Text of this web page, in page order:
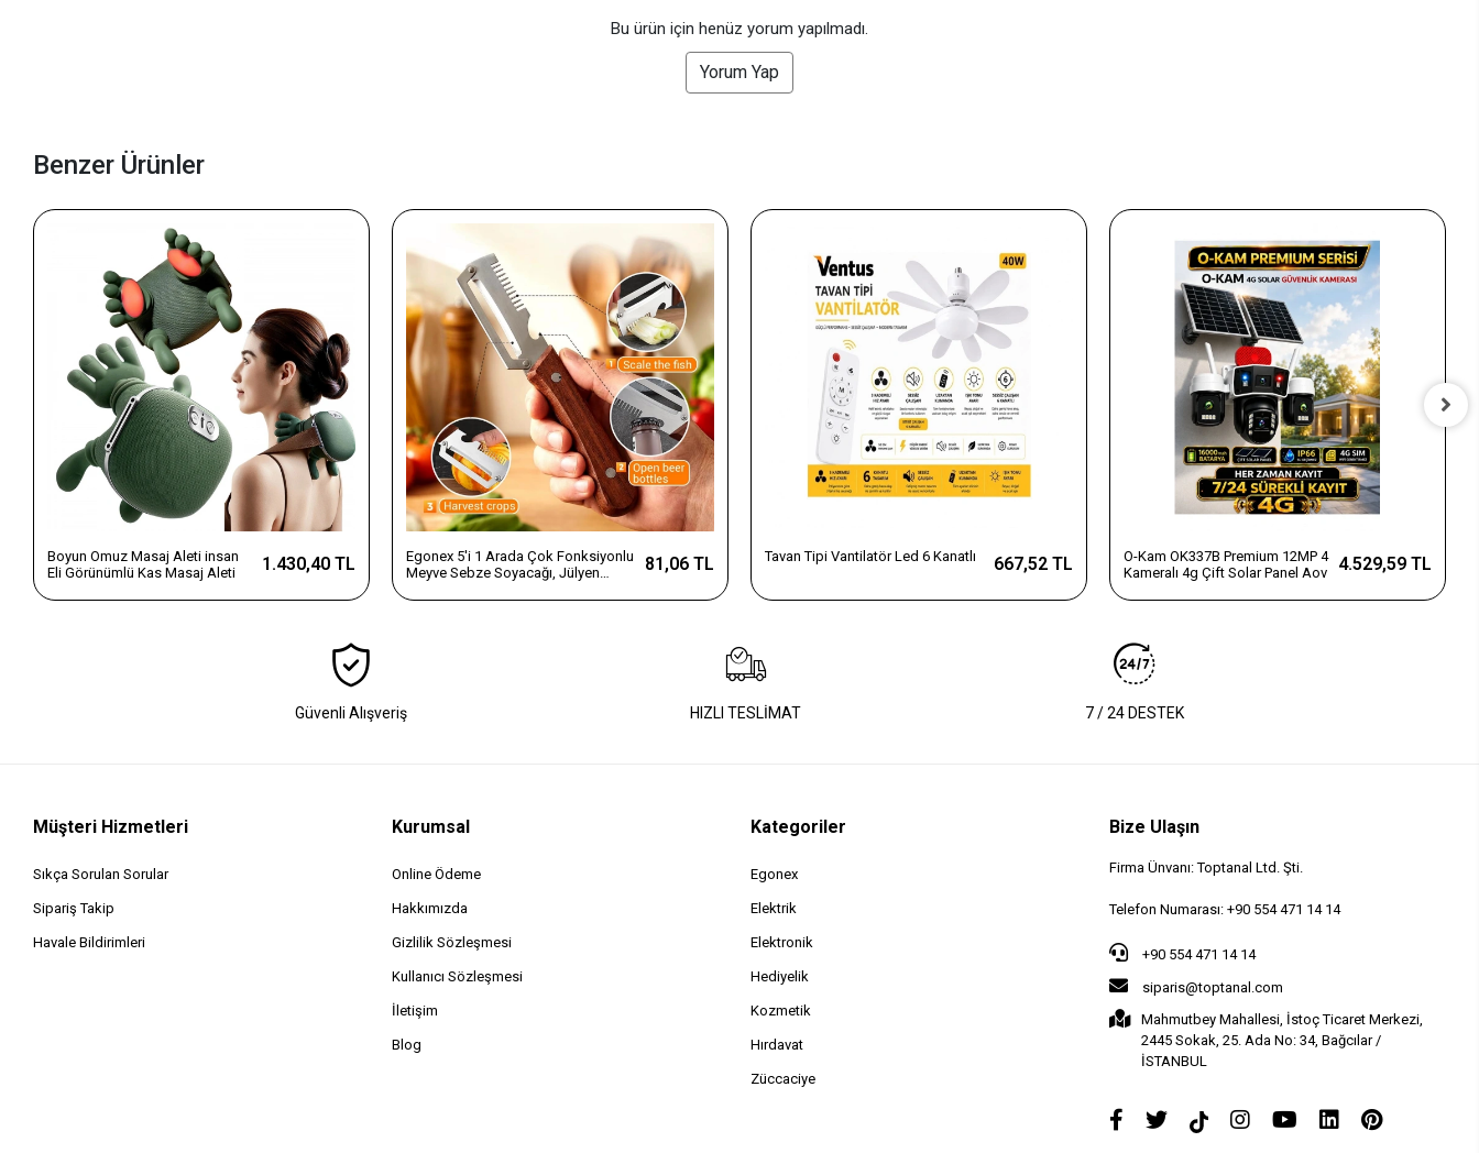
Bu ürün için henüz yorum yapılmadı.
Yorum Yap
Benzer Ürünler
Boyun Omuz Masaj Aleti insan
Eli Görünümlü Kas Masaj Aleti
1.430,40 TL
Egonex 5'i 1 Arada Çok Fonksiyonlu
Meyve Sebze Soyacağı, Jülyen
Saplı Paslanmaz Çelik
81,06 TL Tavan Tipi Vantilatör Led 6 Kanatlı 667,52 TL
O-Kam OK337B Premium 12MP 4
Kameralı 4g Çift Solar Panel Aov
4.529,59 TL
Güvenli Alışveriş HIZLI TESLİMAT 7 / 24 DESTEK
Müşteri Hizmetleri
Sıkça Sorulan Sorular
Sipariş Takip
Havale Bildirimleri
Kurumsal
Online Ödeme
Hakkımızda
Gizlilik Sözleşmesi
Kullanıcı Sözleşmesi
İletişim
Blog
Kategoriler
Egonex
Elektrik
Elektronik
Hediyelik
Kozmetik
Hırdavat
Züccaciye
Bize Ulaşın
Firma Ünvanı: Toptanal Ltd. Şti.
Telefon Numarası: +90 554 471 14 14
+90 554 471 14 14
siparis@toptanal.com
Mahmutbey Mahallesi, İstoç Ticaret Merkezi,
2445 Sokak, 25. Ada No: 34, Bağcılar /
İSTANBUL